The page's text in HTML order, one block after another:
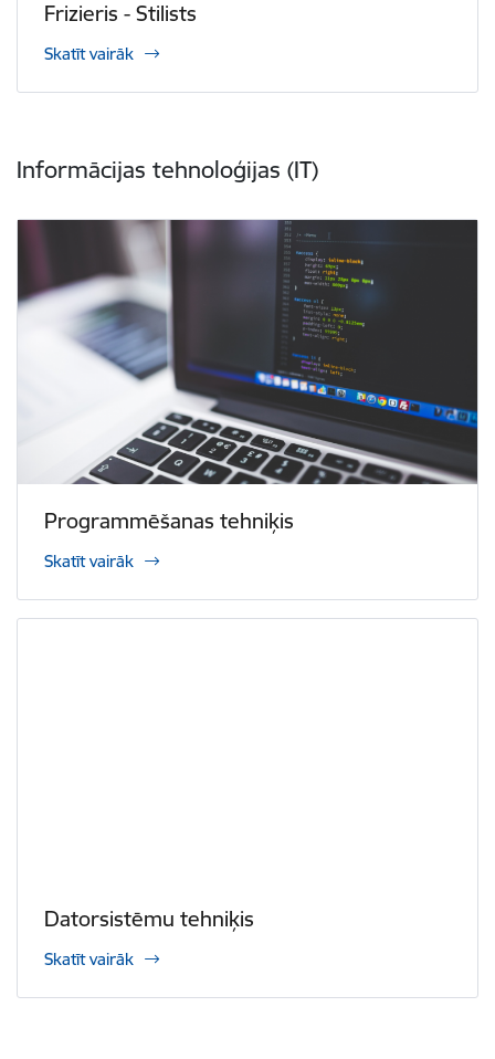
Frizieris - Stilists
Skatīt vairāk
Informācijas tehnoloģijas (IT)
Programmēšanas tehniķis
Skatīt vairāk
Datorsistēmu tehniķis
Skatīt vairāk